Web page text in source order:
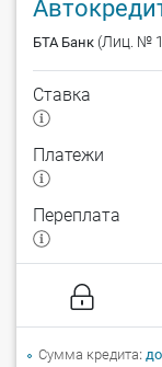
БТА Банк (Лиц. №
Ставка
Платежи
Переплата
Сумма кредита